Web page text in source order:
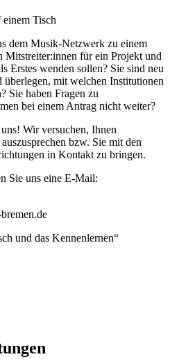
dem Musik-Netzwerk zu einem
Mitstreiter:innen für ein Projekt und
Erstes wenden sollen? Sie sind neu
mit welchen Institutionen
Sie haben Fragen zu
bei einem Antrag nicht weiter?
Wir versuchen, Ihnen
bzw. Sie mit den
in Kontakt zu bringen.
Sie uns eine E-Mail:
und das Kennenlernen“